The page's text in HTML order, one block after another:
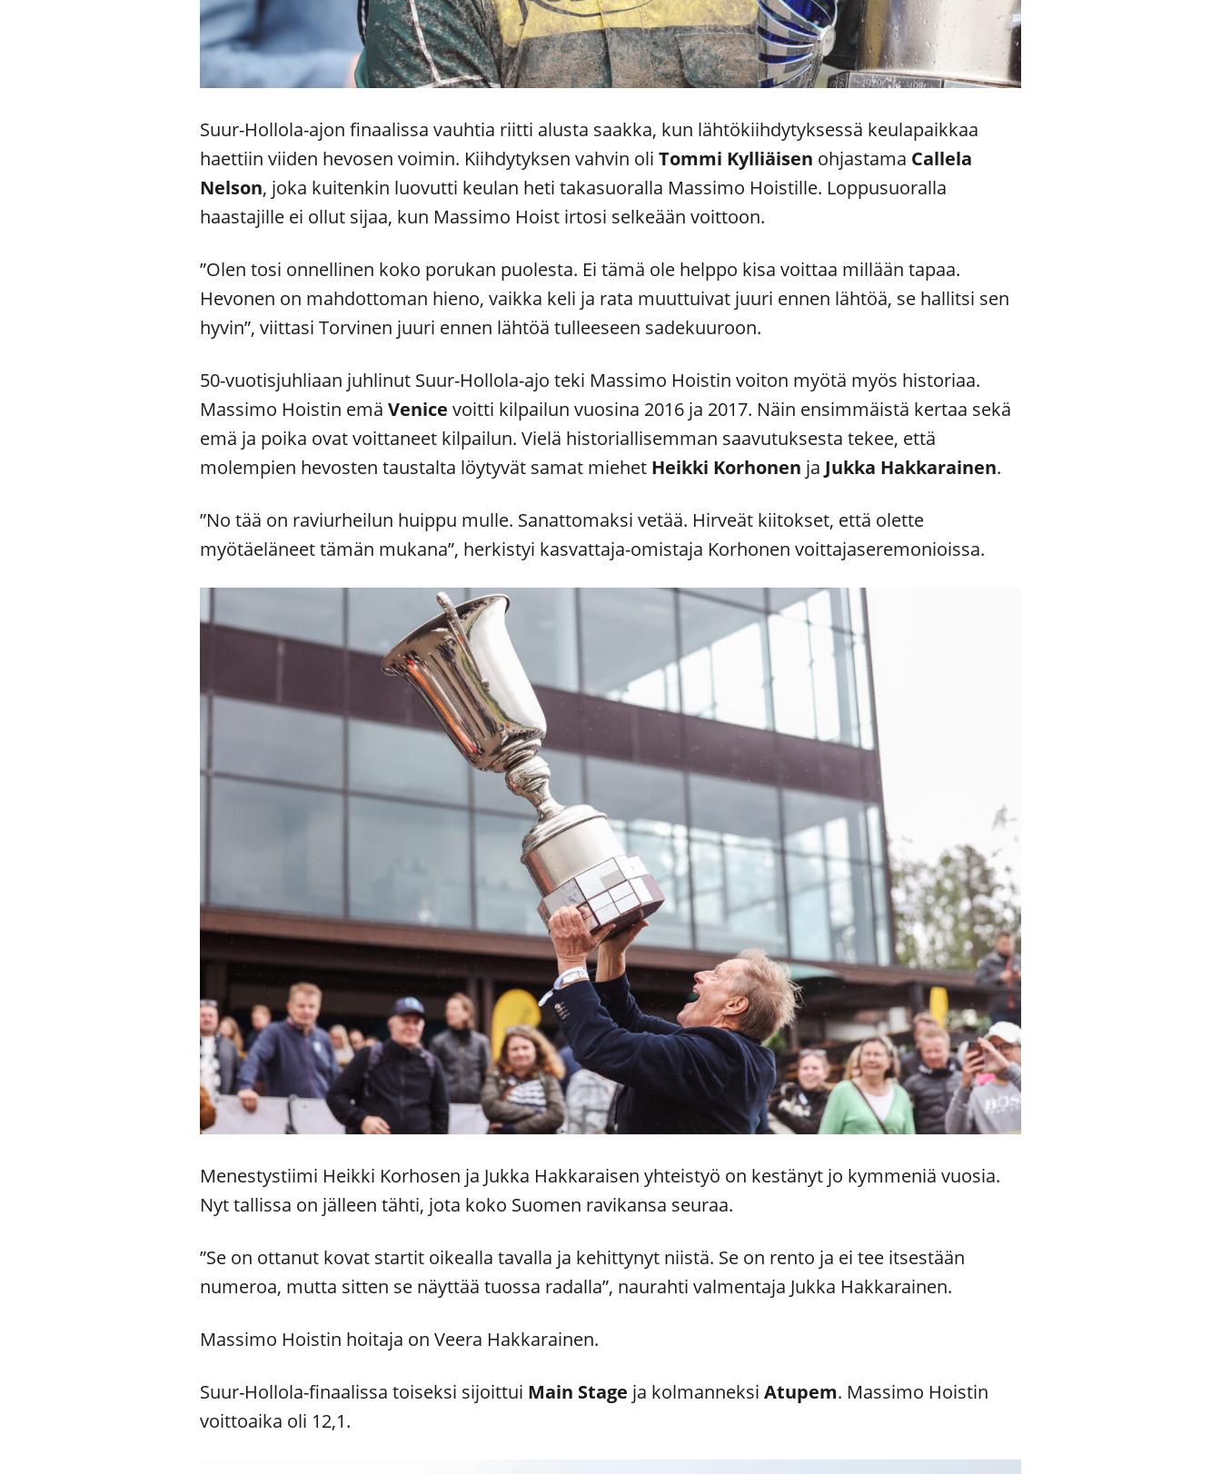
Suur-Hollola-ajon finaalissa vauhtia riitti alusta saakka, kun lähtökiihdytyksessä keulapaikkaa
haettiin viiden hevosen voimin. Kiihdytyksen vahvin oliTommi Kylliäisen ohjastama Callela
Nelson, joka kuitenkin luovutti keulan heti takasuoralla Massimo Hoistille. Loppusuoralla
haastajille ei ollut sijaa, kun Massimo Hoist irtosi selkeään voittoon.
”Olen tosi onnellinen koko porukan puolesta. Ei tämä ole helppo kisa voittaa millään tapaa.
Hevonen on mahdottoman hieno, vaikka keli ja rata muuttuivat juuri ennen lähtöä, se hallitsi sen
hyvin”, viittasi Torvinen juuri ennen lähtöä tulleeseen sadekuuroon.
50-vuotisjuhliaan juhlinut Suur-Hollola-ajo teki Massimo Hoistin voiton myötä myös historiaa.
Massimo Hoistin emäVenice voitti kilpailun vuosina 2016 ja 2017. Näin ensimmäistä kertaa sekä
emä ja poika ovat voittaneet kilpailun. Vielä historiallisemman saavutuksesta tekee, että
molempien hevosten taustalta löytyvät samat miehet Heikki Korhonen ja Jukka Hakkarainen.
”No tää on raviurheilun huippu mulle. Sanattomaksi vetää. Hirveät kiitokset, että olette
myötäeläneet tämän mukana”, herkistyi kasvattaja-omistaja Korhonen voittajaseremonioissa.
Menestystiimi Heikki Korhosen ja Jukka Hakkaraisen yhteistyö on kestänyt jo kymmeniä vuosia.
Nyt tallissa on jälleen tähti, jota koko Suomen ravikansa seuraa.
”Se on ottanut kovat startit oikealla tavalla ja kehittynyt niistä. Se on rento ja ei tee itsestään
numeroa, mutta sitten se näyttää tuossa radalla”, naurahti valmentaja Jukka Hakkarainen.
Massimo Hoistin hoitaja on Veera Hakkarainen.
Suur-Hollola-finaalissa toiseksi sijoittui Main Stage ja kolmanneksiAtupem. Massimo Hoistin
voittoaika oli 12,1.